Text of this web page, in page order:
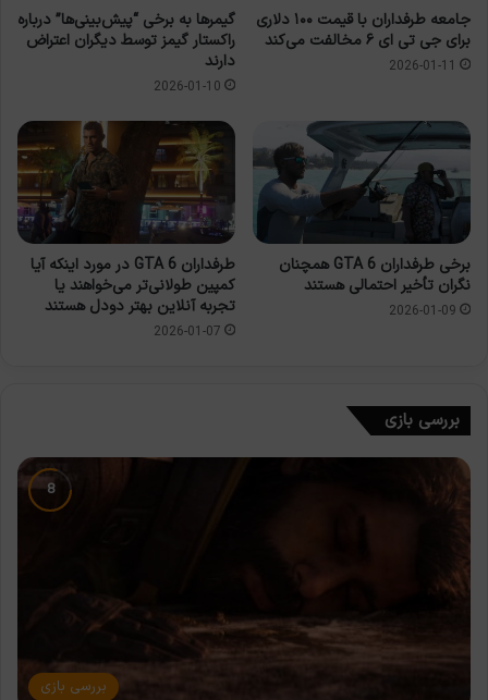
جامعه طرفداران با قیمت ۱۰۰ دلاری
برای جی تی ای ۶ مخالفت می‌کند
2026-01-11
گیمرها به برخی “پیش‌بینی‌ها” درباره
راکستار گیمز توسط دیگران اعتراض
دارند
2026-01-10
برخی طرفداران GTA 6 همچنان
نگران تأخیر احتمالی هستند
2026-01-09
طرفداران GTA 6 در مورد اینکه آیا
کمپین طولانی‌تر می‌خواهند یا
تجربه آنلاین بهتر دودل هستند
2026-01-07
بررسی بازی
بررسی بازی